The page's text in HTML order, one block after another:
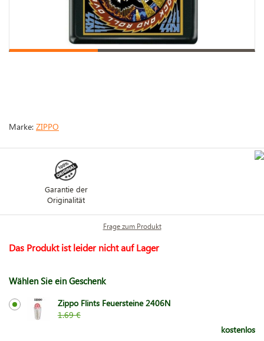
Marke: ZIPPO
Garantie der
Originalität
Frage zum Produkt
Das Produkt ist leider nicht auf Lager
Wählen Sie ein Geschenk
Zippo Flints Feuersteine 2406N
1.69 €
kostenlos